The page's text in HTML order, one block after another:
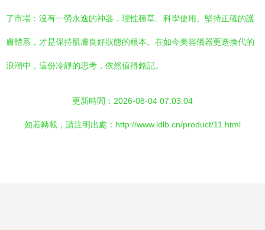
了市場：沒有一勞永逸的神器，理性種草、科學使用、堅持正確的護
膚體系，才是保持肌膚良好狀態的根本。在如今美容儀器更迭換代的
浪潮中，這份冷靜的思考，依然值得銘記。
更新時間：2026-08-04 07:03:04
如若轉載，請注明出處：http://www.ldlb.cn/product/11.html